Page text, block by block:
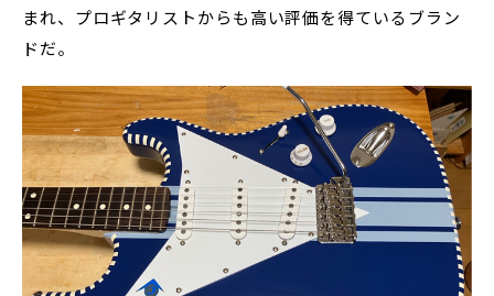
まれ、プロギタリストからも高い評価を得ているブラン
ドだ。